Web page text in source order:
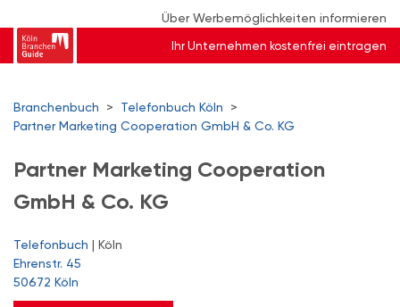
Über Werbemöglichkeiten informieren
Ihr Unternehmen kostenfrei eintragen
Branchenbuch > Telefonbuch Köln
>
Partner Marketing Cooperation GmbH & Co. KG
Partner Marketing Cooperation
GmbH & Co. KG
Telefonbuch | Köln
Ehrenstr. 45
50672 Köln